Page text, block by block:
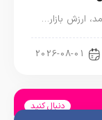
2026-08-01
دنبال کنید